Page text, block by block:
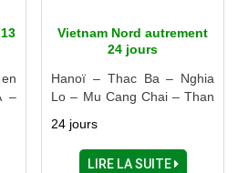
–
Vietnam Nord autrement
24 jours
Hanoï – Thac Ba – Nghia
Lo – Mu Cang Chai – Than
Ba Be – Cao Bang – Lang
Son – Halong – Ninh Binh
24 jours
LIRE LA SUITE